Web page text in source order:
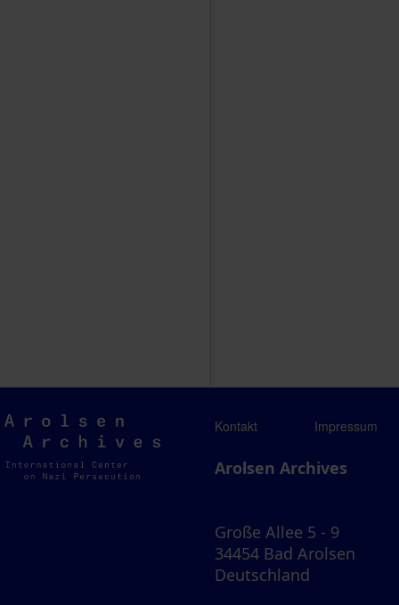
Arolsen
Archives
Kontakt Impressum
Arolsen Archives
Große Allee 5 - 9
34454 Bad Arolsen
Deutschland